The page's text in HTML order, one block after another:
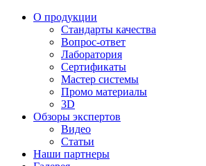
О продукции
Стандарты качества
Вопрос-ответ
Лаборатория
Сертификаты
Мастер системы
Промо материалы
3D
Обзоры экспертов
Видео
Статьи
Наши партнеры